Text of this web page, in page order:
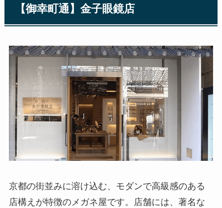
【御幸町通】金子眼鏡店
京都の街並みに溶け込む、モダンで高級感のある
店構えが特徴のメガネ屋です。店舗には、著名な